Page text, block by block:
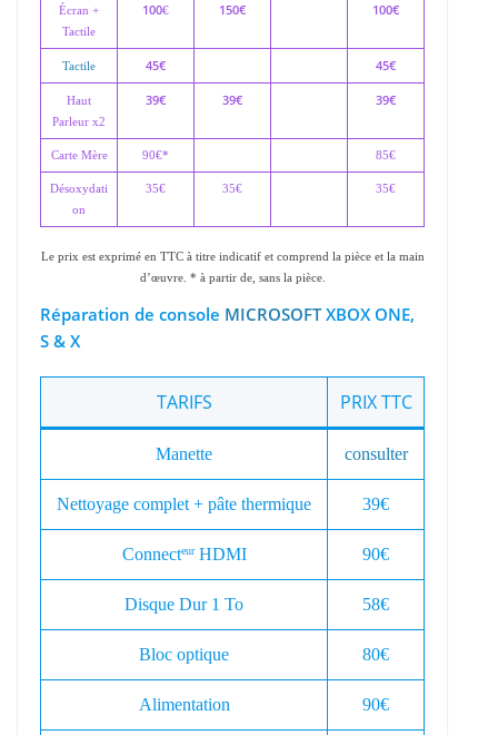
Écran +
Tactile
100€ 150€ 100€
Tactile 45€ 45€
Haut
Parleur x2
39€ 39€ 39€
Carte Mère 90€* 85€
Désoxydati
on
35€ 35€ 35€
Le prix est exprimé en TTC à titre indicatif et comprend la pièce et la main
d’œuvre. * à partir de, sans la pièce.
Réparation de console MICROSOFTXBOX ONE,
S & X
TARIFS PRIX TTC
Manette consulter
Nettoyage complet + pâte thermique 39€
ConnecteurHDMI 90€
Disque Dur 1 To 58€
Bloc optique 80€
Alimentation 90€